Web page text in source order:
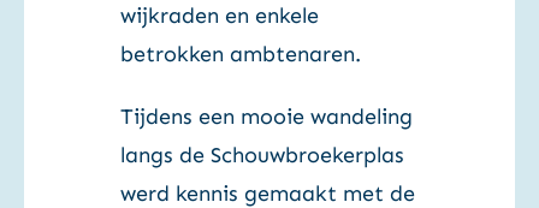
wijkraden en enkele
betrokken ambtenaren.
Tijdens een mooie wandeling
langs de Schouwbroekerplas
werd kennis gemaakt met de